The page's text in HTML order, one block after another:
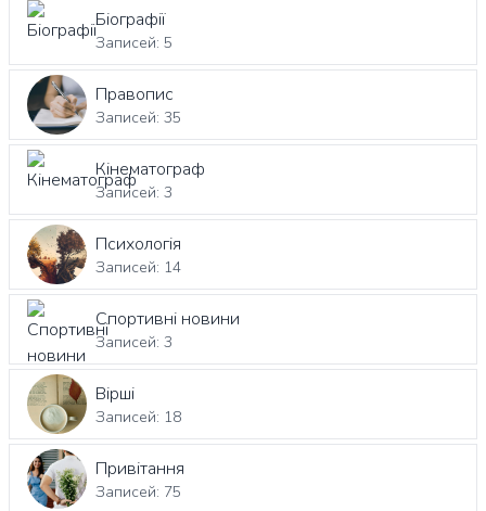
Біографії
Записей: 5
Правопис
Записей: 35
Кінематограф
Записей: 3
Психологія
Записей: 14
Спортивні новини
Записей: 3
Вірші
Записей: 18
Привітання
Записей: 75